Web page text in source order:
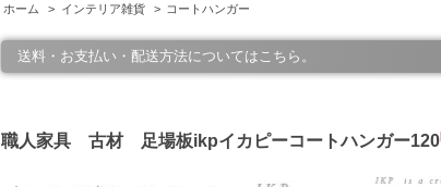
ホーム > インテリア雑貨 > コートハンガー
送料・お支払い・配送方法についてはこちら。
職人家具 古材 足場板ikpイカピーコートハンガー120